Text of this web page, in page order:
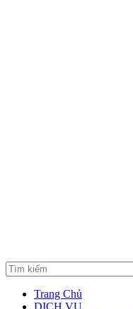
Trang Chủ
DỊCH VỤ